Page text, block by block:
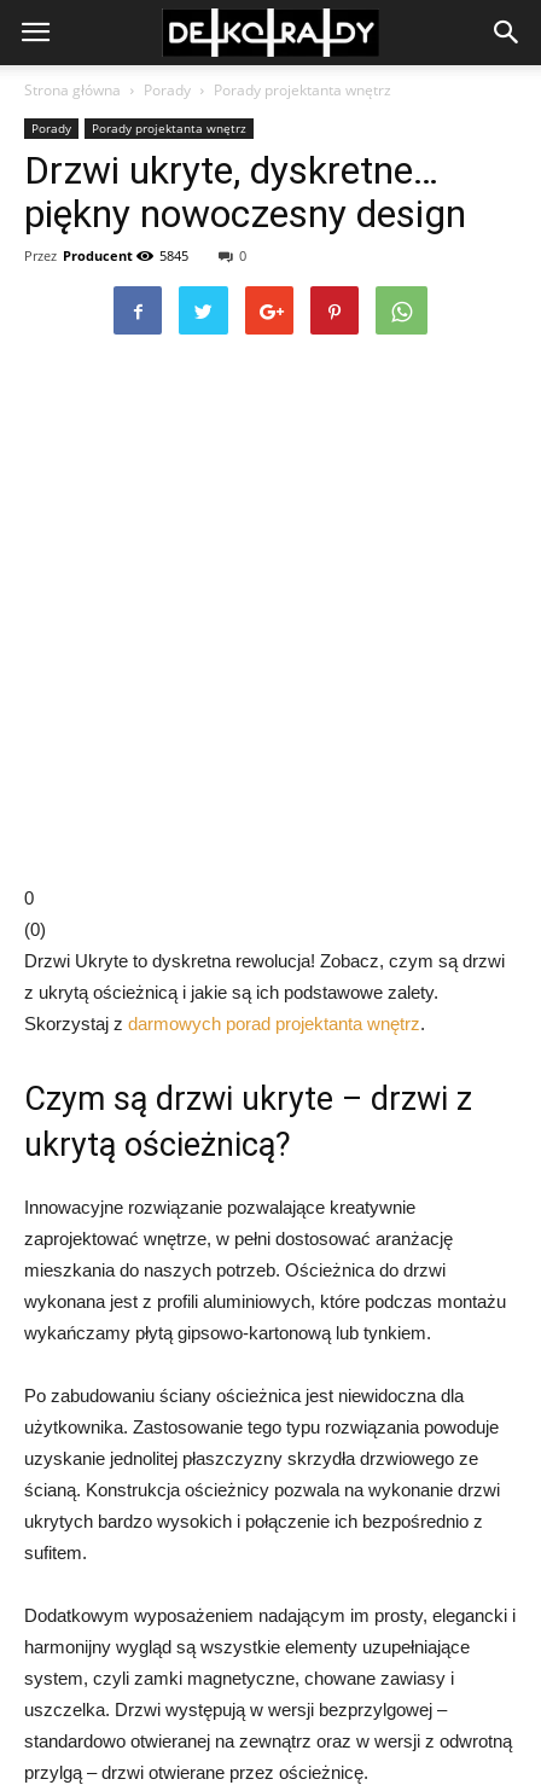
Strona główna Porady Porady projektanta wnętrz
Porady Porady projektanta wnętrz
Drzwi ukryte, dyskretne…
piękny nowoczesny design
Przez Producent 5845 0
0
(0)
Drzwi Ukryte to dyskretna rewolucja! Zobacz, czym są drzwi
z ukrytą ościeżnicą i jakie są ich podstawowe zalety.
Skorzystaj z darmowych porad projektanta wnętrz.
Czym są drzwi ukryte – drzwi z
ukrytą ościeżnicą?
Innowacyjne rozwiązanie pozwalające kreatywnie
zaprojektować wnętrze, w pełni dostosować aranżację
mieszkania do naszych potrzeb. Ościeżnica do drzwi
wykonana jest z profili aluminiowych, które podczas montażu
wykańczamy płytą gipsowo-kartonową lub tynkiem.
Po zabudowaniu ściany ościeżnica jest niewidoczna dla
użytkownika. Zastosowanie tego typu rozwiązania powoduje
uzyskanie jednolitej płaszczyzny skrzydła drzwiowego ze
ścianą. Konstrukcja ościeżnicy pozwala na wykonanie drzwi
ukrytych bardzo wysokich i połączenie ich bezpośrednio z
sufitem.
Dodatkowym wyposażeniem nadającym im prosty, elegancki i
harmonijny wygląd są wszystkie elementy uzupełniające
system, czyli zamki magnetyczne, chowane zawiasy i
uszczelka. Drzwi występują w wersji bezprzylgowej –
standardowo otwieranej na zewnątrz oraz w wersji z odwrotną
przylgą – drzwi otwierane przez ościeżnicę.